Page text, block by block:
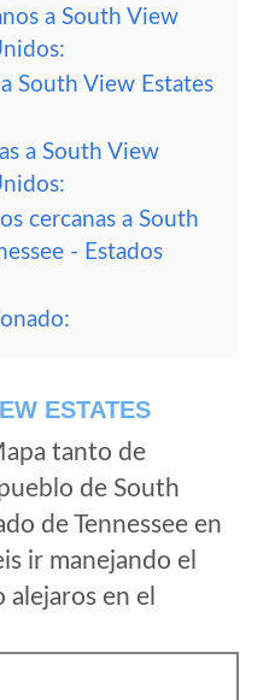
a South View
South View Estates
a South View
cercanas a South
- Estados
ESTATES
tanto de
de South
de Tennessee en
ir manejando el
alejaros en el